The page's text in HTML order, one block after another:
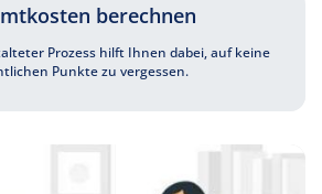
berechnen
Prozess hilft Ihnen dabei, auf keine
Punkte zu vergessen.